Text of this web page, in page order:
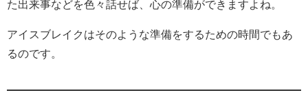
た出来事などを色々話せば、心の準備ができますよね。
アイスブレイクはそのような準備をするための時間でもあ
るのです。